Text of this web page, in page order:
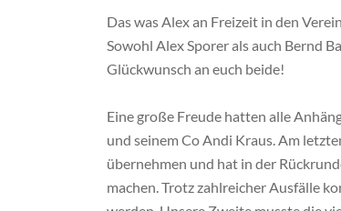
Das was Alex an Freizeit in den
Sowohl Alex Sporer als auch Bernd
Glückwunsch an euch beide!
Eine große Freude hatten alle
und seinem Co Andi Kraus. Am
übernehmen und hat in der
machen. Trotz zahlreicher Ausfälle